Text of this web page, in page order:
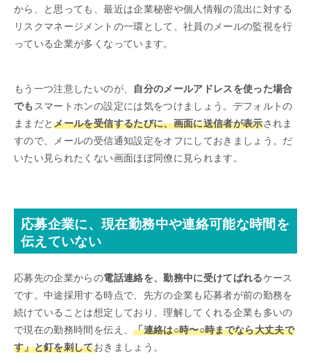
から、と思っても、最近は企業秘密や個人情報の流出に対する
リスクマネージメントの一環として、社員のメールの監視を行
っている企業が多くなっています。
もう一つ注意したいのが、
自分のメールアドレスを使った場合
でも スマートホンの設定には気をつけましょう。デフォルトの
ままだとメールを受信するたびに、画面に送信者が表示されま
すので、メールの受信通知設定をオフにしておきましょう。だ
いたい見られたくない画面ほぼ同僚に見られます。
応募企業に、現在勤務中や連絡可能な時間を
伝えていない
応募先の企業からの電話連絡を、勤務中に受けてばれるケース
です。中途採用する時点で、先方の企業も応募者が前の勤務を
続けていることは想定しており、理解してくれる企業も多いの
で現在の勤務時間を伝え、「連絡は○時〜○時までなら大丈夫で
す」と釘を刺しておきましょう。